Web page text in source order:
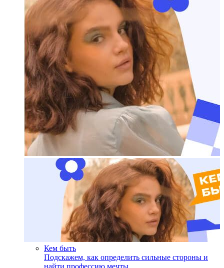
Кем быть
Подскажем, как определить сильные стороны и
найти профессию мечты